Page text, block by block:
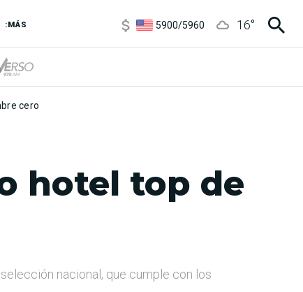
:MÁS
1100/1160
16°
cero
hotel top de
nacional, que cumple con los